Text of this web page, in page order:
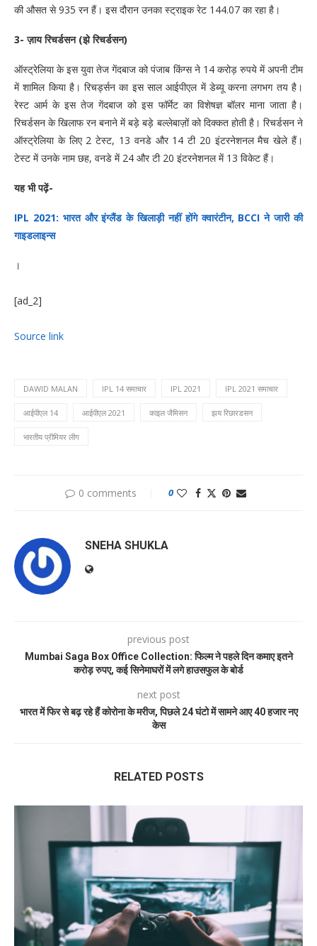
की औसत से 935 रन हैं। इस दौरान उनका स्ट्राइक रेट 144.07 का रहा है।
3- ज़ाय रिचर्डसन (झे रिचर्डसन)
ऑस्ट्रेलिया के इस युवा तेज गेंदबाज को पंजाब किंग्स ने 14 करोड़ रुपये में अपनी टीम
में शामिल किया है। रिचर्ड्सन का इस साल आईपीएल में डेब्यू करना लगभग तय है।
रेस्ट आर्म के इस तेज गेंदबाज को इस फॉर्मेट का विशेषज्ञ बॉलर माना जाता है।
रिचर्डसन के खिलाफ रन बनाने में बड़े बड़े बल्लेबाज़ों को दिक्कत होती है। रिचर्डसन ने
ऑस्ट्रेलिया के लिए 2 टेस्ट, 13 वनडे और 14 टी 20 इंटरनेशनल मैच खेले हैं।
टेस्ट में उनके नाम छह, वनडे में 24 और टी 20 इंटरनेशनल में 13 विकेट हैं।
यह भी पढ़ें-
IPL 2021: भारत और इंग्लैंड के खिलाड़ी नहीं होंगे क्वारंटीन, BCCI ने जारी की
गाइडलाइन्स
।
[ad_2]
Source link
DAWID MALAN IPL 14 समाचार IPL 2021 IPL 2021 समाचार
आईपीएल 14 आईपीएल 2021 काइल जैमिसन झय रिछारडसन
भारतीय प्रीमियर लीग
0 comments 0
SNEHA SHUKLA
previous post
Mumbai Saga Box Office Collection: फिल्म ने पहले दिन कमाए इतने
करोड़ रुपए, कई सिनेमाघरों में लगे हाउसफुल के बोर्ड
next post
भारत में फिर से बढ़ रहे हैं कोरोना के मरीज, पिछले 24 घंटो में सामने आए 40 हजार नए
केस
RELATED POSTS